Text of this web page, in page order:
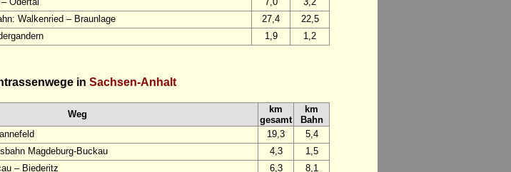
Walkenried – Braunlage 27,4
22,5
1,9 1,2
in Sachsen-Anhalt
Weg
km
gesamt
km
Bahn
19,3
5,4
Magdeburg-Buckau 4,3
1,5
– Biederitz 6,3
8,1